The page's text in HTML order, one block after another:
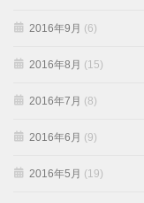
2016年9月 (6)
2016年8月 (15)
2016年7月 (8)
2016年6月 (9)
2016年5月 (19)